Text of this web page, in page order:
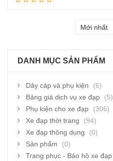
DANH MỤC SẢN PHẨM
Dây cáp và phụ kiện
(6)
Bảng giá dịch vụ xe đạp
(5)
Phụ kiện cho xe đạp
(306)
Xe đạp thời trang
(94)
Xe đạp thông dụng
(0)
Sản phẩm
(0)
Trang phục - Bảo hộ xe đạp